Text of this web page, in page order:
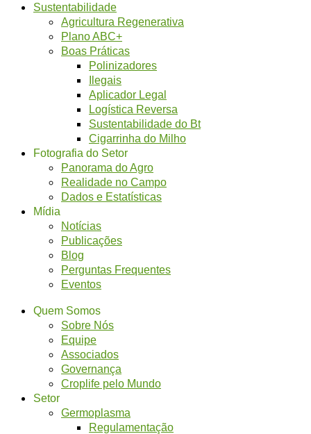
Sustentabilidade
Agricultura Regenerativa
Plano ABC+
Boas Práticas
Polinizadores
Ilegais
Aplicador Legal
Logística Reversa
Sustentabilidade do Bt
Cigarrinha do Milho
Fotografia do Setor
Panorama do Agro
Realidade no Campo
Dados e Estatísticas
Mídia
Notícias
Publicações
Blog
Perguntas Frequentes
Eventos
Quem Somos
Sobre Nós
Equipe
Associados
Governança
Croplife pelo Mundo
Setor
Germoplasma
Regulamentação